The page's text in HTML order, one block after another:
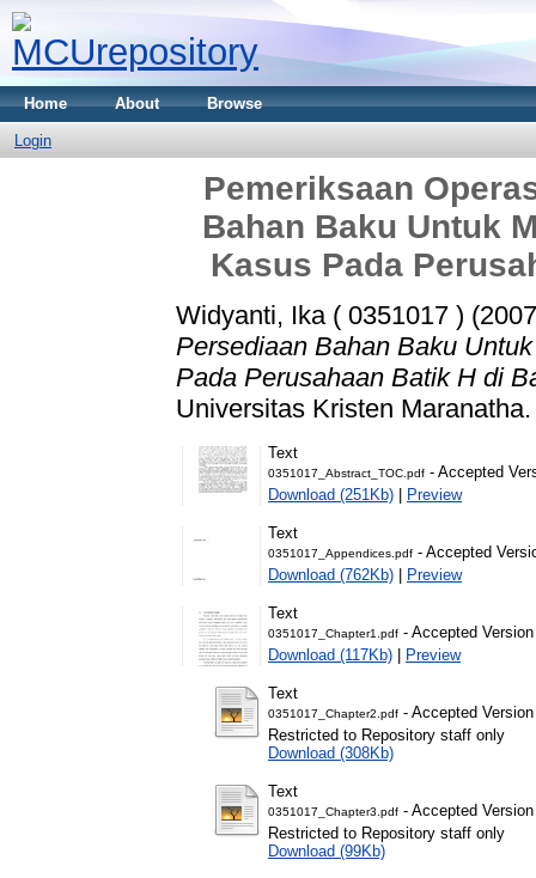
Home About Browse
Login
Pemeriksaan
Bahan Baku Untuk
Kasus Pada
Widyanti, Ika ( 0351017 )
Persediaan Bahan Baku
Pada Perusahaan Batik H di
Universitas Kristen Maranatha.
Text
0351017_Abstract_TOC.pdf - Accepted
Download (251Kb) | Preview
Text
0351017_Appendices.pdf - Accepted
Download (762Kb) | Preview
Text
0351017_Chapter1.pdf - Accepted Version
Download (117Kb) | Preview
Text
0351017_Chapter2.pdf - Accepted Version
Restricted to Repository staff only
Download (308Kb)
Text
0351017_Chapter3.pdf - Accepted Version
Restricted to Repository staff only
Download (99Kb)